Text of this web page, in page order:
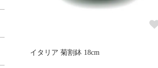
イタリア 菊割鉢 18cm